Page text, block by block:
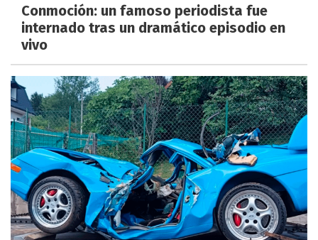
Conmoción: un famoso periodista fue
internado tras un dramático episodio en
vivo